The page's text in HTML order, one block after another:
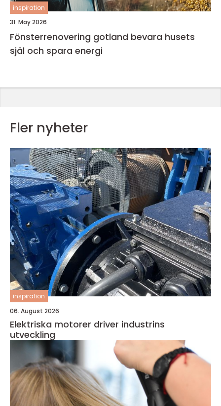
inspiration
31. May 2026
Fönsterrenovering gotland bevara husets
själ och spara energi
Fler nyheter
inspiration
06. August 2026
Elektriska motorer driver industrins
utveckling